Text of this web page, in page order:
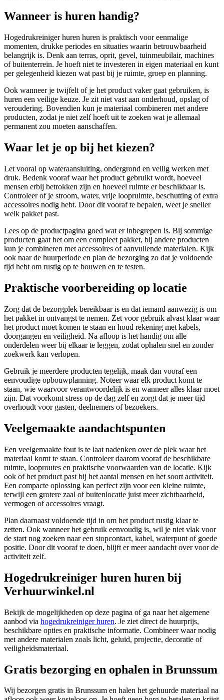
Wanneer is huren handig?
Hogedrukreiniger huren huren is praktisch voor eenmalige
momenten, drukke periodes en situaties waarin betrouwbaarheid
belangrijk is. Denk aan terras, oprit, gevel, tuinmeubilair, machines
of buitenterrein. Je hoeft niet te investeren in eigen materiaal en kunt
per gelegenheid kiezen wat past bij je ruimte, groep en planning.
Ook wanneer je twijfelt of je het product vaker gaat gebruiken, is
huren een veilige keuze. Je zit niet vast aan onderhoud, opslag of
veroudering. Bovendien kun je materiaal combineren met andere
producten, zodat je niet zelf hoeft uit te zoeken wat je allemaal
permanent zou moeten aanschaffen.
Waar let je op bij het kiezen?
Let vooral op wateraansluiting, ondergrond en veilig werken met
druk. Bedenk vooraf waar het product gebruikt wordt, hoeveel
mensen erbij betrokken zijn en hoeveel ruimte er beschikbaar is.
Controleer of je stroom, water, vrije loopruimte, beschutting of extra
accessoires nodig hebt. Door dit vooraf te bepalen, weet je sneller
welk pakket past.
Lees op de productpagina goed wat er inbegrepen is. Bij sommige
producten gaat het om een compleet pakket, bij andere producten
kun je combineren met accessoires of aanvullende materialen. Kijk
ook naar de huurperiode en plan de bezorging zo dat je voldoende
tijd hebt om rustig op te bouwen en te testen.
Praktische voorbereiding op locatie
Zorg dat de bezorgplek bereikbaar is en dat iemand aanwezig is om
het pakket in ontvangst te nemen. Zet voor gebruik alvast klaar waar
het product moet komen te staan en houd rekening met kabels,
doorgangen en veiligheid. Na afloop is het handig om alle
onderdelen weer bij elkaar te leggen, zodat ophalen snel en zonder
zoekwerk kan verlopen.
Gebruik je meerdere producten tegelijk, maak dan vooraf een
eenvoudige opbouwplanning. Noteer waar elk product komt te
staan, wie waarvoor verantwoordelijk is en wanneer alles klaar moet
zijn. Dat voorkomt stress op de dag zelf en zorgt dat je meer tijd
overhoudt voor gasten, deelnemers of bezoekers.
Veelgemaakte aandachtspunten
Een veelgemaakte fout is te laat nadenken over de plek waar het
materiaal komt te staan. Controleer daarom vooraf de beschikbare
ruimte, looproutes en praktische voorwaarden van de locatie. Kijk
ook of het product past bij het aantal mensen en het soort activiteit.
Een compacte oplossing kan perfect zijn voor een kleine ruimte,
terwijl een grotere zaal of buitenlocatie juist meer zichtbaarheid,
vermogen of accessoires vraagt.
Plan daarnaast voldoende tijd in om het product rustig klaar te
zetten. Ook wanneer het gebruik eenvoudig is, wil je niet vlak voor
de start nog zoeken naar een stopcontact, kabel, waterpunt of goede
positie. Door dit vooraf te doen, blijft er meer aandacht over voor de
activiteit zelf.
Hogedrukreiniger huren huren bij
Verhuurwinkel.nl
Bekijk de mogelijkheden op deze pagina of ga naar het algemene
aanbod via hogedrukreiniger huren. Je ziet direct de huurprijs,
beschikbare opties en praktische informatie. Combineer waar nodig
met andere materialen zoals licht, geluid, projectie, decoratie of
veiligheidsmateriaal.
Gratis bezorging en ophalen in Brunssum
Wij bezorgen gratis in Brunssum en halen het gehuurde materiaal na